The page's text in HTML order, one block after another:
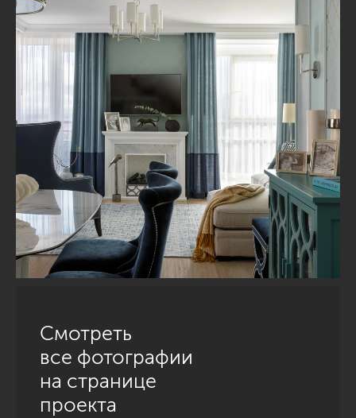
Смотреть
все фотографии
на странице
проекта